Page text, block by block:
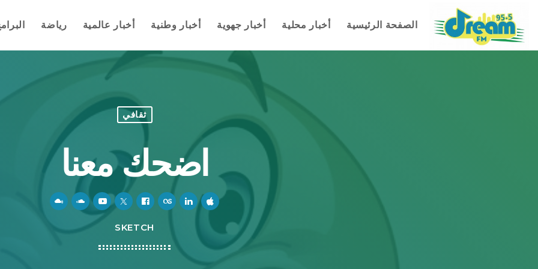
الصفحة الرئيسية أخبار محلية أخبار جهوية أخبار وطنية أخبار عالمية رياضة
ثقافي
اضحك معنا
SKETCH